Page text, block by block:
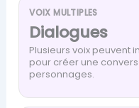
VOIX MULTIPLES
Dialogues
Plusieurs voix peuvent
pour créer une
personnages.